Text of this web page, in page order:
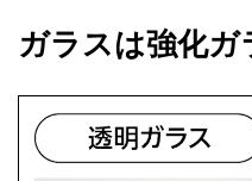
ガラスは強化ガ